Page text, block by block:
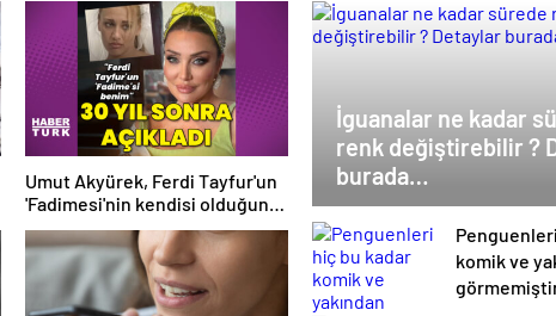
Umut Akyürek, Ferdi Tayfur'un
'Fadimesi'nin kendisi olduğunu
açıkladı – Magazin haberleri
İguanalar ne kadar
renk değiştirebilir ?
burada…
komik ve